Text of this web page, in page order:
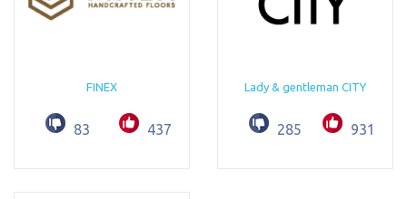
FINEX
83 437
Lady & gentleman CITY
285 931